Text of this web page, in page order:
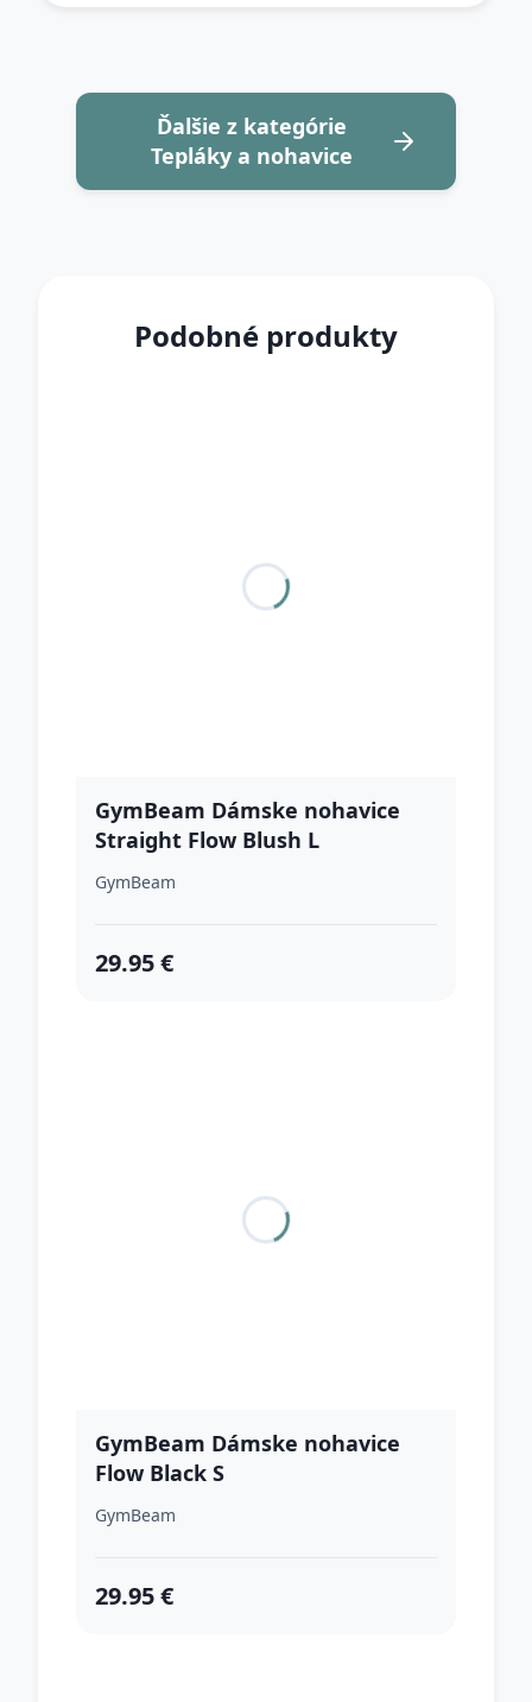
Ďalšie z kategórie
Tepláky a nohavice
Podobné produkty
GymBeam Dámske nohavice
Straight Flow Blush L
GymBeam
29.95 €
GymBeam Dámske nohavice
Flow Black S
GymBeam
29.95 €